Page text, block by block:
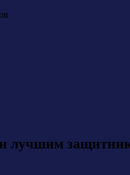
лучшим